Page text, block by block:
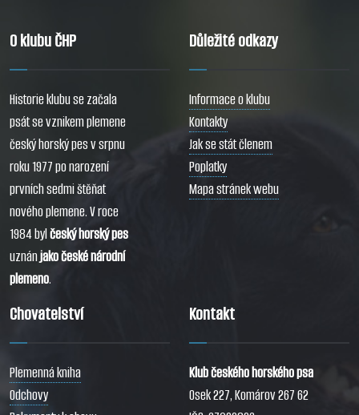
O klubu ČHP
Historie klubu se začala
psát se vznikem plemene
český horský pes v srpnu
roku 1977 po narození
prvních sedmi štěňat
nového plemene. V roce
1984 bylčeský horský pes
uznánjako české národní
plemeno.
Důležité odkazy
Informace o klubu
Kontakty
Jak se stát členem
Poplatky
Mapa stránek webu
Chovatelství
Plemenná kniha
Odchovy
Kontakt
Klub českého horského psa
Osek 227, Komárov 267 62